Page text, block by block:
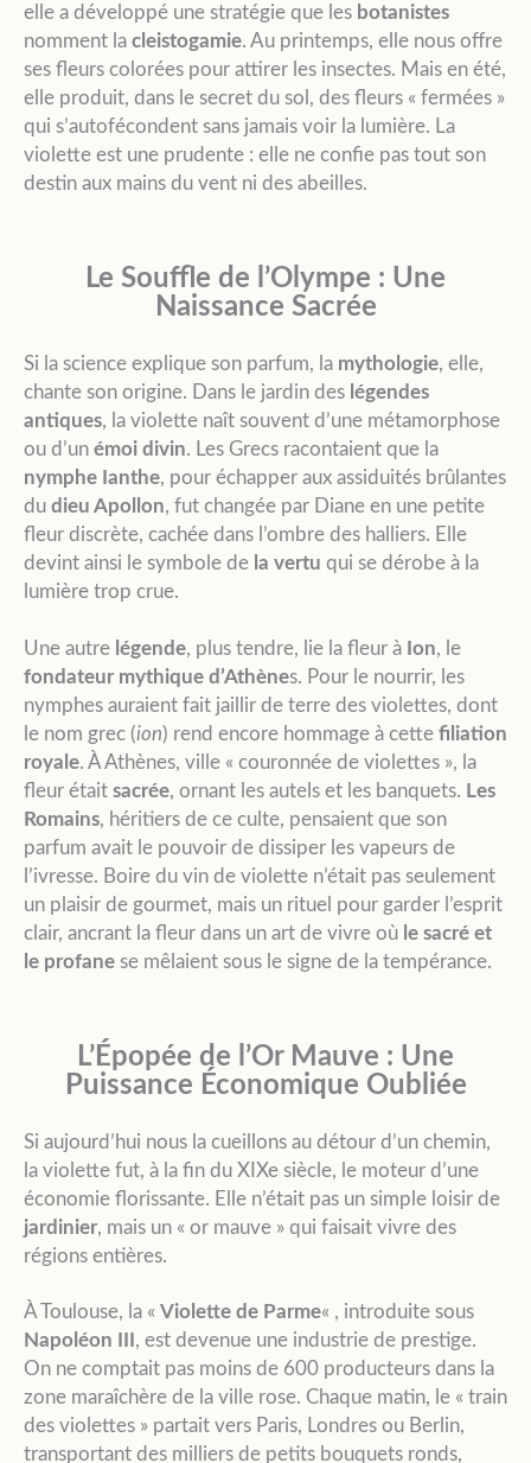
elle a développé une stratégie que les botanistes
nomment la cleistogamie. Au printemps, elle nous offre
ses fleurs colorées pour attirer les insectes. Mais en été,
elle produit, dans le secret du sol, des fleurs « fermées »
qui s’autofécondent sans jamais voir la lumière. La
violette est une prudente : elle ne confie pas tout son
destin aux mains du vent ni des abeilles.
Le Souffle de l’Olympe : Une
Naissance Sacrée
Si la science explique son parfum, la mythologie, elle,
chante son origine. Dans le jardin des légendes
antiques, la violette naît souvent d’une métamorphose
ou d’un émoi divin. Les Grecs racontaient que la
nymphe Ianthe, pour échapper aux assiduités brûlantes
du dieu Apollon, fut changée par Diane en une petite
fleur discrète, cachée dans l’ombre des halliers. Elle
devint ainsi le symbole de la vertu qui se dérobe à la
lumière trop crue.
Une autre légende, plus tendre, lie la fleur à Ion, le
fondateur mythique d’Athènes. Pour le nourrir, les
nymphes auraient fait jaillir de terre des violettes, dont
le nom grec (ion) rend encore hommage à cette filiation
royale. À Athènes, ville « couronnée de violettes », la
fleur était sacrée, ornant les autels et les banquets. Les
Romains, héritiers de ce culte, pensaient que son
parfum avait le pouvoir de dissiper les vapeurs de
l’ivresse. Boire du vin de violette n’était pas seulement
un plaisir de gourmet, mais un rituel pour garder l’esprit
clair, ancrant la fleur dans un art de vivre où le sacré et
le profane se mêlaient sous le signe de la tempérance.
L’Épopée de l’Or Mauve : Une
Puissance Économique Oubliée
Si aujourd’hui nous la cueillons au détour d’un chemin,
la violette fut, à la fin du XIXe siècle, le moteur d’une
économie florissante. Elle n’était pas un simple loisir de
jardinier, mais un « or mauve » qui faisait vivre des
régions entières.
À Toulouse, la « Violette de Parme« , introduite sous
Napoléon III , est devenue une industrie de prestige.
On ne comptait pas moins de 600 producteurs dans la
zone maraîchère de la ville rose. Chaque matin, le « train
des violettes » partait vers Paris, Londres ou Berlin,
transportant des milliers de petits bouquets ronds,